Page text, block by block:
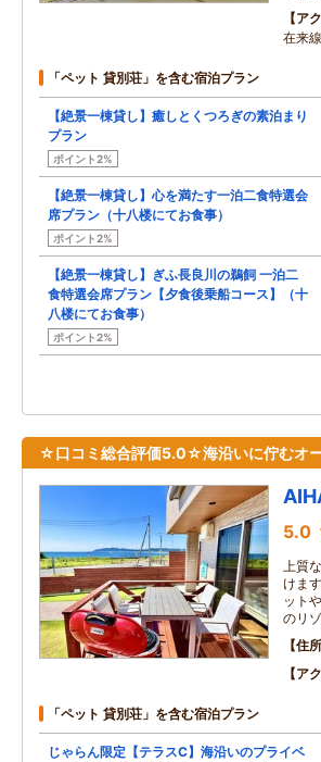
ア
在来
「ペット 貸別荘」を含む宿泊プラン
【絶景一棟貸し】癒しとくつろぎの素泊まり
プラン
ポイント2%
【絶景一棟貸し】心を満たす一泊二食特選会
席プラン（十八楼にてお食事）
ポイント2%
【絶景一棟貸し】ぎふ長良川の鵜飼 一泊二
食特選会席プラン【夕食後乗船コース】（十
八楼にてお食事）
ポイント2%
☆口コミ総合評価5.0☆海沿いに佇むオ
5.0
上質
けま
ット
のリ
住所
ア
「ペット 貸別荘」を含む宿泊プラン
じゃらん限定【テラスC】海沿いのプライベ